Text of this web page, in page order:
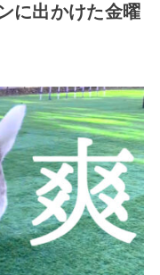
に出かけた金曜